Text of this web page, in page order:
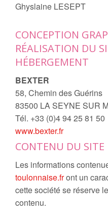
Ghyslaine LESEPT
CONCEPTION
RÉALISATION DU
HÉBERGEMENT
BEXTER
58, Chemin des Guérins
83500 LA SEYNE SUR
Tél. +33 (0)4 94 25 81 50
www.bexter.fr
CONTENU DU SITE
Les informations
toulonnaise.front un
cette société se réserve
contenu.